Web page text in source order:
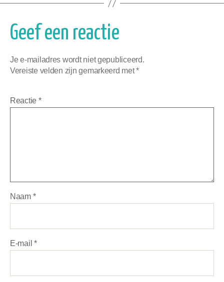
Geef een reactie
Je e-mailadres wordt niet gepubliceerd.
Vereiste velden zijn gemarkeerd met*
Reactie *
Naam *
E-mail*